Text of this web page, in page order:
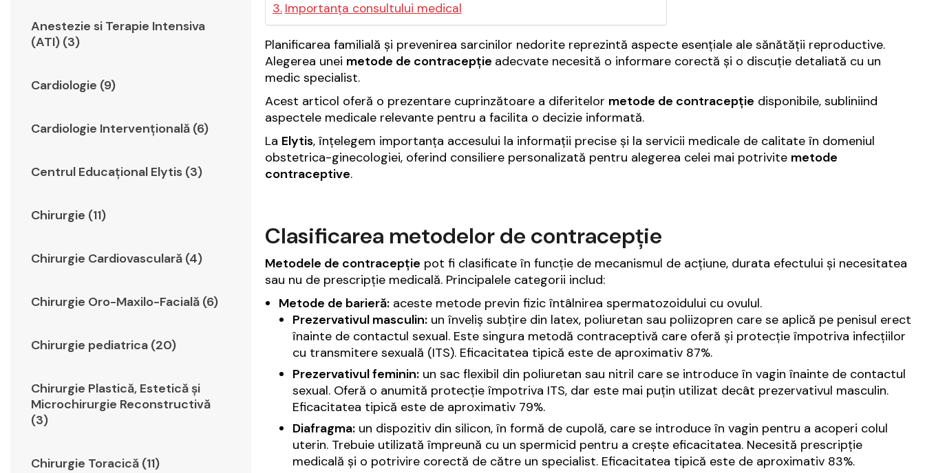
Anestezie si Terapie Intensiva
(ATI) (3)
Cardiologie (9)
Cardiologie Intervențională (6)
Centrul Educațional Elytis (3)
Chirurgie (11)
Chirurgie Cardiovasculară (4)
Chirurgie Oro-Maxilo-Facială (6)
Chirurgie pediatrica (20)
Chirurgie Plastică, Estetică şi
Microchirurgie Reconstructivă
(3)
Chirurgie Toracică (11)
Importanța consultului medical
Planificarea familială și prevenirea sarcinilor nedorite reprezintă aspecte esențiale ale sănătății reproductive.
Alegerea unei metode de contracepție adecvate necesită o informare corectă și o discuție detaliată cu un
medic specialist.
Acest articol oferă o prezentare cuprinzătoare a diferitelor metode de contracepție disponibile, subliniind
aspectele medicale relevante pentru a facilita o decizie informată.
La Elytis, înțelegem importanța accesului la informații precise și la servicii medicale de calitate în domeniul
obstetrica-ginecologiei, oferind consiliere personalizată pentru alegerea celei mai potrivite metode
contraceptive.
Clasificarea metodelorde contracepție
Metodele de contracepție pot fi clasificate în funcție de mecanismul de acțiune, durata efectului și necesitatea
sau nu de prescripție medicală. Principalele categorii includ:
Metode de barieră: aceste metode previn fizic întâlnirea spermatozoidului cu ovulul.
Prezervativul masculin: un înveliș subțire din latex, poliuretan sau poliizopren care se aplică pe penisul erect
înainte de contactul sexual. Este singura metodă contraceptivă care oferă și protecție împotriva infecțiilor
cu transmitere sexuală (ITS). Eficacitatea tipică este de aproximativ 87%.
Prezervativul feminin: un sac flexibil din poliuretan sau nitril care se introduce în vagin înainte de contactul
sexual. Oferă o anumită protecție împotriva ITS, dar este mai puțin utilizat decât prezervativul masculin.
Eficacitatea tipică este de aproximativ 79%.
Diafragma: un dispozitiv din silicon, în formă de cupolă, care se introduce în vagin pentru a acoperi colul
uterin. Trebuie utilizată împreună cu un spermicid pentru a crește eficacitatea. Necesită prescripție
medicală și o potrivire corectă de către un specialist. Eficacitatea tipică este de aproximativ 83%.